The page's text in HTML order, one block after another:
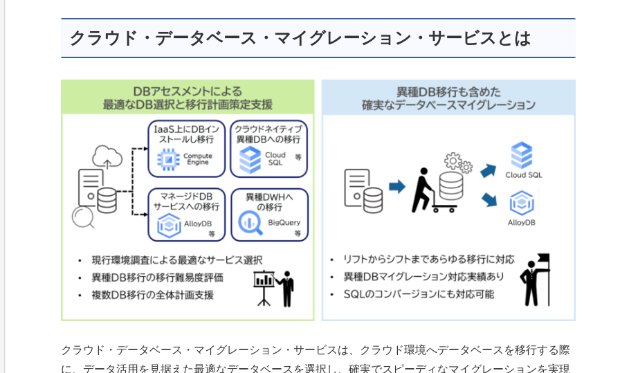
クラウド・データベース・マイグレーション・サービスとは
クラウド・データベース・マイグレーション・サービスは、クラウド環境へデータベースを移行する際
に、データ活用を見据えた最適なデータベースを選択し、確実でスピーディなマイグレーションを実現